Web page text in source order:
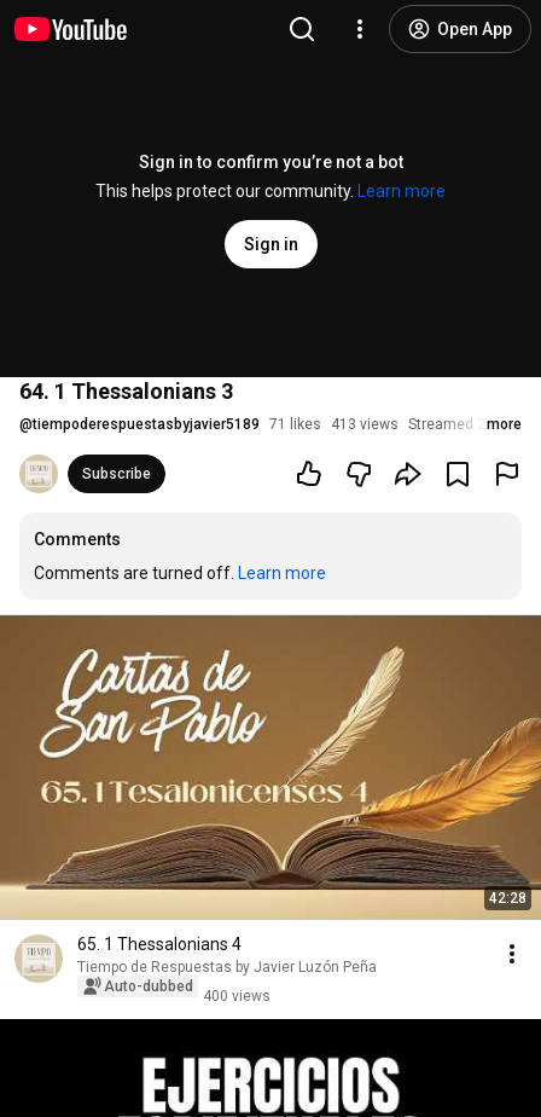
Open App
Sign in to confirm you’re not a bot
This helps protect our community.
Learn more
Sign in
64. 1 Thessalonians 3
@tiempoderespuestasbyjavier5189 71 likes 413 views Streamed 2more
Subscribe
Comments
Comments are turned off. Learn more
42:28
65. 1 Thessalonians 4
Tiempo de Respuestas by Javier Luzón Peña
Auto-dubbed
400 views